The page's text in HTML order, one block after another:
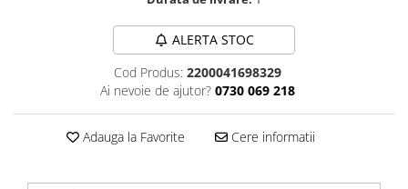
ALERTA STOC
Cod Produs: 2200041698329
Ai nevoie de ajutor? 0730 069 218
Adauga la Favorite Cere informatii